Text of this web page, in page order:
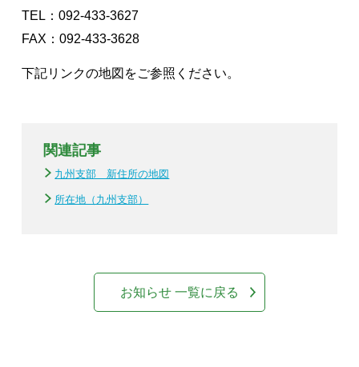
TEL：092-433-3627
FAX：092-433-3628
下記リンクの地図をご参照ください。
関連記事
九州支部 新住所の地図
所在地（九州支部）
お知らせ 一覧に戻る